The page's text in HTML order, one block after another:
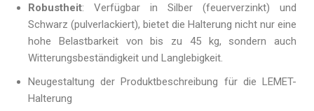
Robustheit: Verfügbar in Silber (feuerverzinkt) und
Schwarz (pulverlackiert), bietet die Halterung nicht nur eine
hohe Belastbarkeit von bis zu 45 kg, sondern auch
Witterungsbeständigkeit und Langlebigkeit.
Neugestaltung der Produktbeschreibung für die LEMET-
Halterung